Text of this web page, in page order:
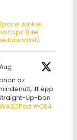
Junkie.
(Life
az
itt épp
Up-ban
#C64